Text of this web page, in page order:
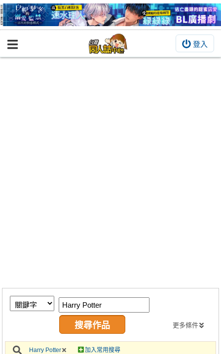
登入
BOOKY書集倉庫
繪圖藝廊
交流中心
攤位轉讓區
會員功能選單
更多條件
Harry Potter 加入常用搜尋